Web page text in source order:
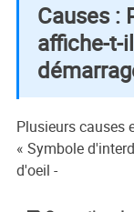
Causes :
affiche-t-
Plusieurs causes
« Symbole
d'oeil -